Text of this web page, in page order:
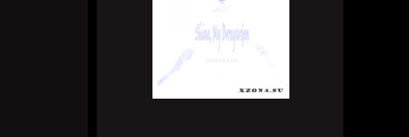
6 августа 2026
А я чужой земля смотрю. Хочу чтобы мой